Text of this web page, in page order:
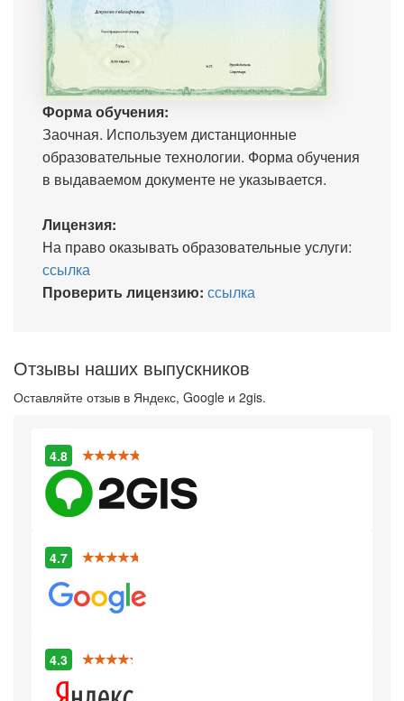
Форма обучения:
Заочная. Используем дистанционные
образовательные технологии. Форма обучения
в выдаваемом документе не указывается.
Лицензия:
На право оказывать образовательные услуги:
ссылка
Проверить лицензию: ссылка
Отзывы наших выпускников
Оставляйте отзыв в Яндекс, Google и 2gis.
4.8
4.7
4.3